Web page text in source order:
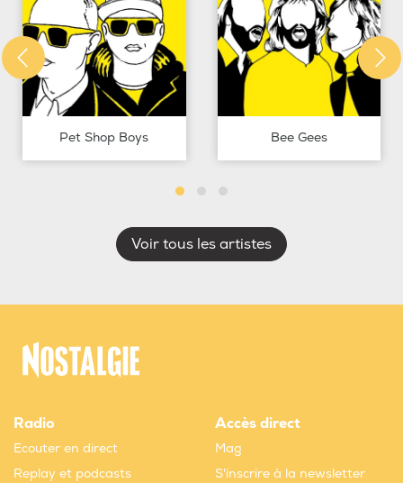
Pet Shop Boys Bee Gees
Voir tous les artistes
Radio
Ecouter en direct
Replay et podcasts
Accès direct
Mag
S'inscrire à la newsletter